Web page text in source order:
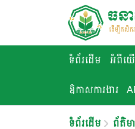
ទំព័រដើម អំពីយ
ឱកាសការងារ​
ទំព័រដើម ព័ត៌ម